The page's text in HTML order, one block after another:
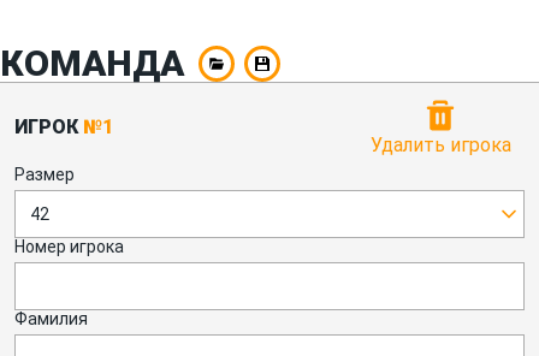
КОМАНДА
ИГРОК №1
Удалить игрока
Размер
42
Номер игрока
Фамилия